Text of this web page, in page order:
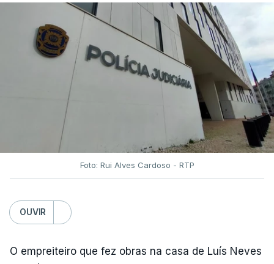
Foto: Rui Alves Cardoso - RTP
OUVIR
O empreiteiro que fez obras na casa de Luís Neves